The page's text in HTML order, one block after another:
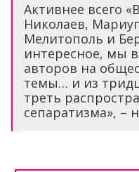
Активнее всего
Николаев,
Мелитополь и
интересное, мы
авторов на
темы… и из
треть
сепаратизма», –